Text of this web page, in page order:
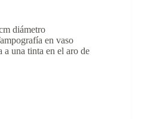
diámetro
en vaso
a una tinta en el aro de